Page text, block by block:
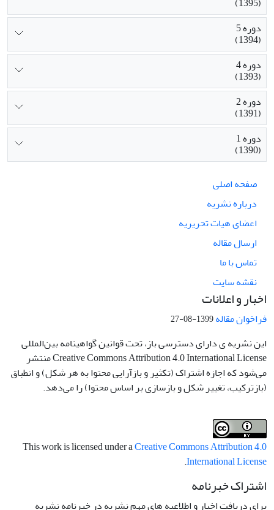
دوره 5
(1394)
دوره 4
(1393)
دوره 2
(1391)
دوره 1
(1390)
صفحه اصلی
درباره نشریه
اعضای هیات تحریریه
ارسال مقاله
تماس با ما
نقشه سایت
اخبار و اعلانات
فراخوان مقاله1399-08-27
این نشریه ی دارای دسترسی باز، تحت قوانین گواهینامه بین‌المللی
Creative Commons Attribution 4.0 International License منتشر
می‌شود که اجازه اشتراک (تکثیر و بازآرایی محتوا به هر شکل) و انطباق
(بازترکیب، تغییر شکل و بازسازی بر اساس محتوا) را می‌دهد.
This work is licensed under aCreative Commons Attribution 4.0
International License
.
اشتراک خبرنامه
برای دریافت اخبار و اطلاعیه های مهم نشریه در خبرنامه نشریه